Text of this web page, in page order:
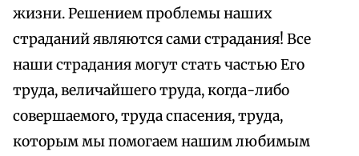
жизни. Решением проблемы наших
страданий являются сами страдания! Все
наши страдания могут стать частью Его
труда, величайшего труда, когда-либо
совершаемого, труда спасения, труда,
которым мы помогаем нашим любимым